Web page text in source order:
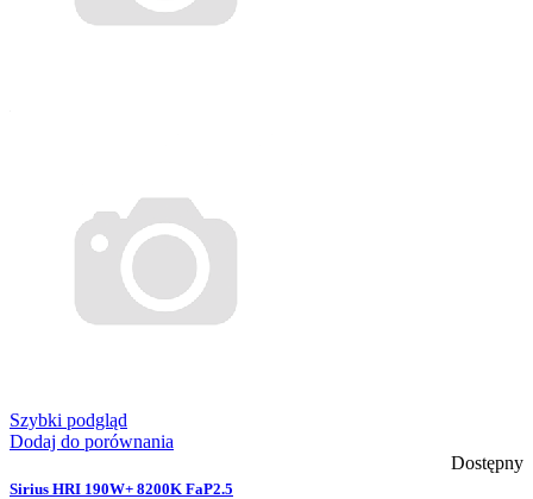
Szybki podgląd
Dodaj do porównania
Dostępny
Sirius HRI 190W+ 8200K FaP2.5